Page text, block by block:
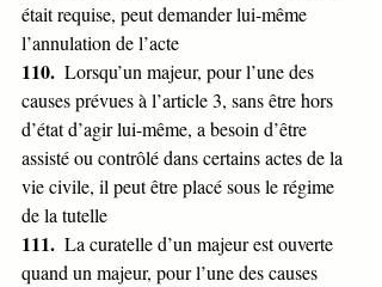
était requise, peut demander lui-même
l’annulation de l’acte
110. Lorsqu’un majeur, pour l’une des
causes prévues à l’article 3, sans être hors
d’état d’agir lui-même, a besoin d’être
assisté ou contrôlé dans certains actes de la
vie civile, il peut être placé sous le régime
de la tutelle
111. La curatelle d’un majeur est ouverte
quand un majeur, pour l’une des causes